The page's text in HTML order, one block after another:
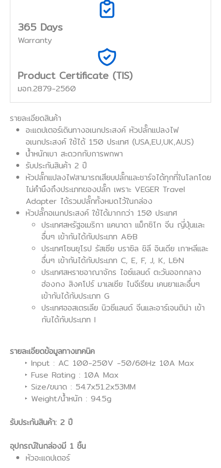
365 Days
Warranty
Product Certificate (TIS)
มอก.2879-2560
รายละเอียดสินค้า
อะแดปเตอร์เดินทางอเนกประสงค์ หัวปลั๊กแปลงไฟ
อเนกประสงค์ ใช้ได้ 150 ประเทศ (USA,EU,UK,AUS)
น้ำหนักเบา สะดวกกับการพกพา
รับประกันสินค้า 2 ปี
หัวปลั๊กแปลงไฟสามารถเสียบปลั๊กและชาร์จได้ทุกที่ในโลกโดย
ไม่คำนึงถึงประเภทของปลั๊ก เพราะ VEGER Travel
Adapter ได้รวมปลั๊กทั้งหมดไว้ในกล่อง
หัวปลั๊กอเนกประสงค์ ใช้ได้มากกว่า 150 ประเทศ
ประเทศสหรัฐอเมริกา แคนาดา แม็กซิโก จีน ญี่ปุ่นและ
อื่นๆ เข้ากันได้กับประเภท A&B
ประเทศโซนยุโรป รัสเซีย บราซิล ชิลี อินเดีย เกาหลีและ
อื่นๆ เข้ากันได้กับประเภท C, E, F, J, K, L&N
ประเทศสหราชอาณาจักร ไอซ์แลนด์ ตะวันออกกลาง
ฮ่องกง สิงคโปร์ มาเลเซีย ไนจีเรียน เคนยาและอื่นๆ
เข้ากันได้กับประเภท G
ประเทศออสเตรเลีย นิวซีแลนด์ จีนและอาร์เจนติน่า เข้า
กันได้กับประเภท I
รายละเอียดข้อมูลทางเทคนิค
‣ Input : AC 100-250V -50/60Hz 10A Max
‣ Fuse Rating : 10A Max
‣ Size/ขนาด : 54.7x51.2x53MM
‣ Weight/น้ำหนัก : 94.5g
รับประกันสินค้า: 2 ปี
อุปกรณ์ในกล่องมี 1 ชิ้น
หัวอะแดปเตอร์